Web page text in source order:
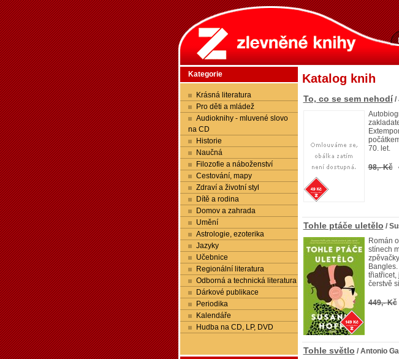
Kategorie
Krásná literatura
Pro děti a mládež
Audioknihy - mluvené slovo
na CD
Historie
Naučná
Filozofie a náboženství
Cestování, mapy
Zdraví a životní styl
Dítě a rodina
Domov a zahrada
Umění
Astrologie, ezoterika
Jazyky
Učebnice
Regionální literatura
Odborná a technická literatura
Dárkové publikace
Periodika
Kalendáře
Hudba na CD, LP, DVD
Katalog knih
To, co se sem nehodí /
70. let.
98,- Kč
Tohle ptáče uletělo /
Román
stínech
třiatřicet,
čerstvě
449,- Kč
Tohle světlo / Antonio